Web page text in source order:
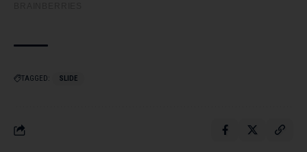
TAGGED: SLIDE